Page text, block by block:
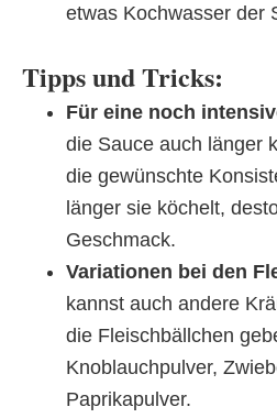
etwas Kochwasser der
Tipps und Tricks:
Für eine noch
die Sauce auch länger
die gewünschte
länger sie köchelt,
Geschmack.
Variationen bei den
kannst auch andere
die Fleischbällchen
Knoblauchpulver,
Paprikapulver.